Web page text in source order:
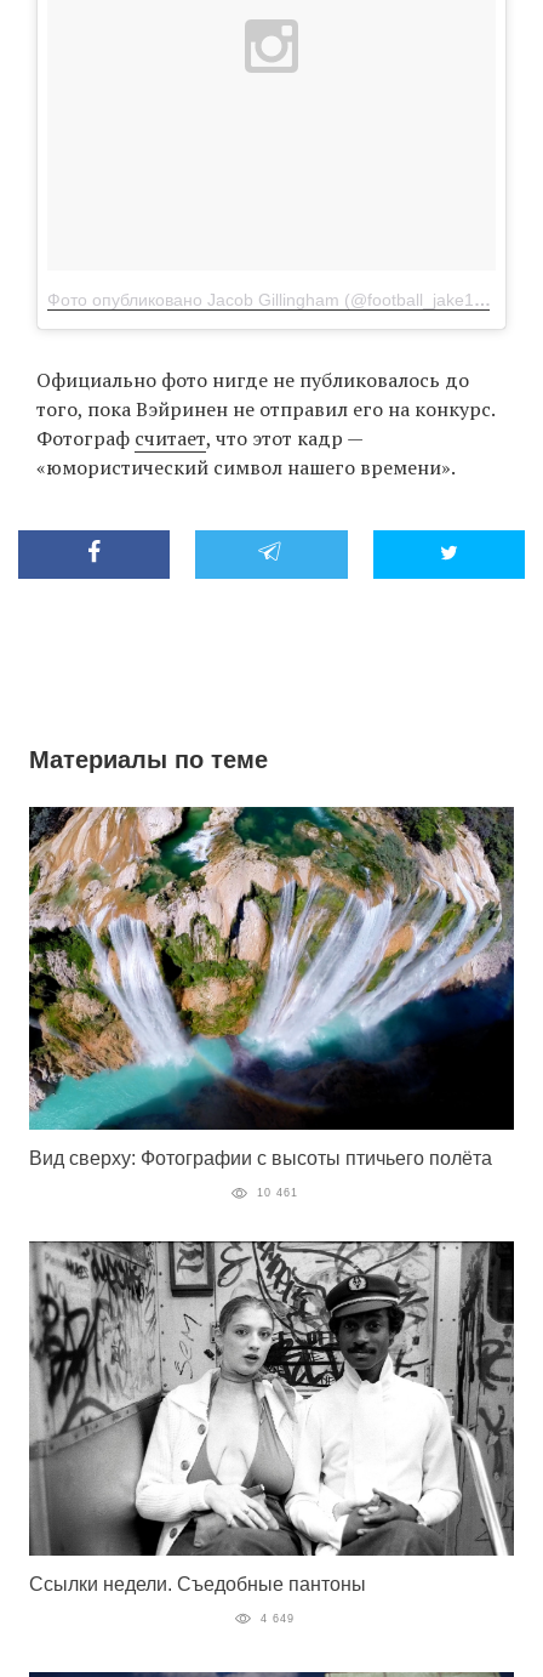
Фото опубликовано Jacob Gillingham (@football_jake16)
Официально фото нигде не публиковалось до
того, пока Вэйринен не отправил его на конкурс.
Фотограф считает, что этот кадр —
«юмористический символ нашего времени».
Материалы по теме
Вид сверху: Фотографии с высоты птичьего полёта
10 461
Ссылки недели. Съедобные пантоны
4 649